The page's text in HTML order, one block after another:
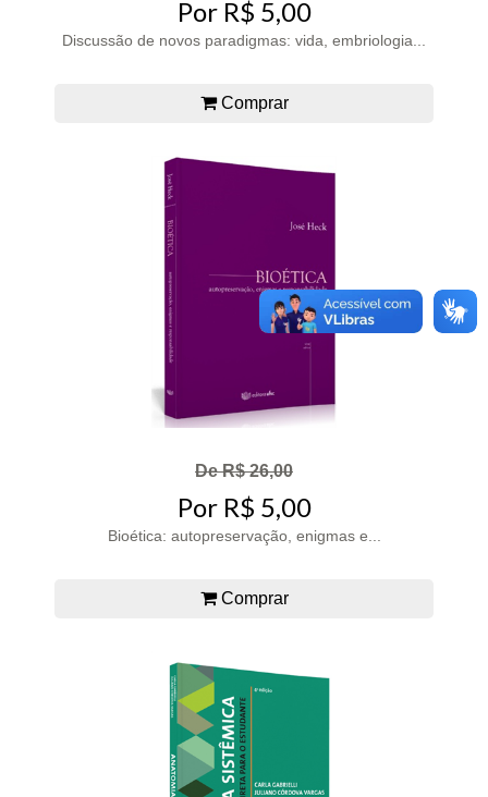
Por R$ 5,00
Discussão de novos paradigmas: vida, embriologia...
Comprar
De R$ 26,00
Por R$ 5,00
Bioética: autopreservação, enigmas e...
Comprar